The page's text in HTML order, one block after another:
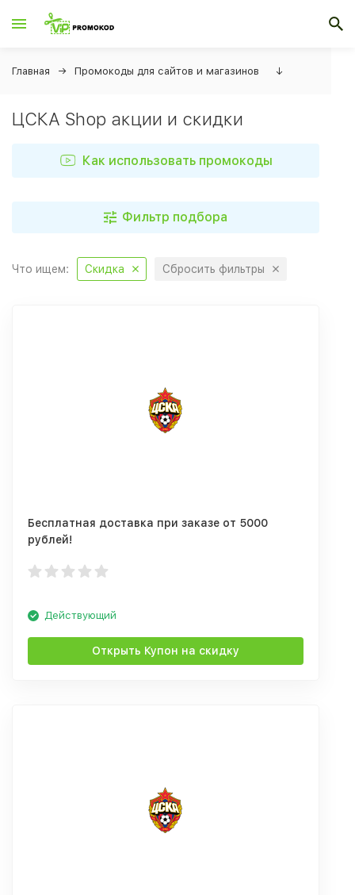
Главная Промокоды для сайтов и магазинов ↓
ЦСКА Shop акции и скидки
Как использовать промокоды
Фильтр подбора
Что ищем: Скидка Сбросить фильтры
Бесплатная доставка при заказе от 5000
рублей!
Действующий
Открыть Купон на скидку